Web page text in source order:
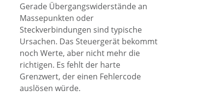
Gerade Übergangswiderstände an
Massepunkten oder
Steckverbindungen sind typische
Ursachen. Das Steuergerät bekommt
noch Werte, aber nicht mehr die
richtigen. Es fehlt der harte
Grenzwert, der einen Fehlercode
auslösen würde.